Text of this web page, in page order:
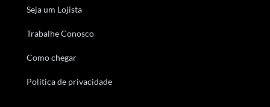
Seja um Lojista
Trabalhe Conosco
Como chegar
Política de privacidade